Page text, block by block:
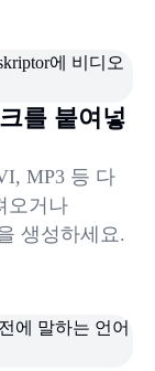
를 붙여넣
MP3 등 다
오거나
생성하세요.